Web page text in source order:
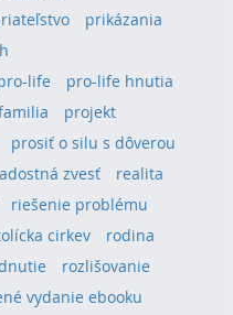
prikázania
life
pro-life hnutia
projekt
prosiť o silu s dôverou
zvesť
realita
riešenie problému
cirkev
rodina
rozlišovanie
vydanie ebooku